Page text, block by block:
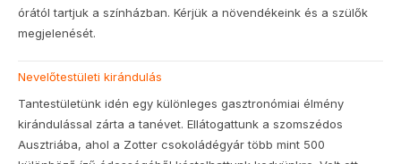
órától tartjuk a színházban. Kérjük a növendékeink és a szülők
megjelenését.
Nevelőtestületi kirándulás
Tantestületünk idén egy különleges gasztronómiai élmény
kirándulással zárta a tanévet. Ellátogattunk a szomszédos
Ausztriába, ahol a Zotter csokoládégyár több mint 500